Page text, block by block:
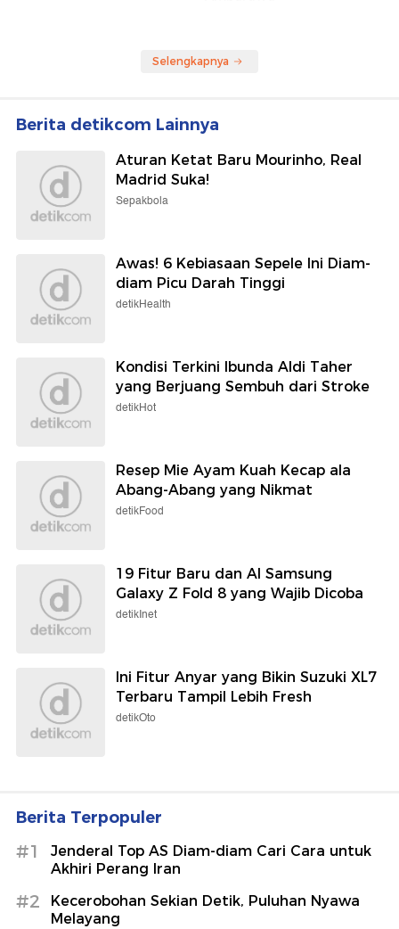
Selengkapnya
Berita detikcom Lainnya
Aturan Ketat Baru Mourinho, Real
Madrid Suka!
Sepakbola
Awas! 6 Kebiasaan Sepele Ini Diam-
diam Picu Darah Tinggi
detikHealth
Kondisi Terkini Ibunda Aldi Taher
yang Berjuang Sembuh dari Stroke
detikHot
Resep Mie Ayam Kuah Kecap ala
Abang-Abang yang Nikmat
detikFood
19 Fitur Baru dan AI Samsung
Galaxy Z Fold 8 yang Wajib Dicoba
detikInet
Ini Fitur Anyar yang Bikin Suzuki XL7
Terbaru Tampil Lebih Fresh
detikOto
Berita Terpopuler
#1
Jenderal Top AS Diam-diam Cari Cara untuk
Akhiri Perang Iran
#2
Kecerobohan Sekian Detik, Puluhan Nyawa
Melayang